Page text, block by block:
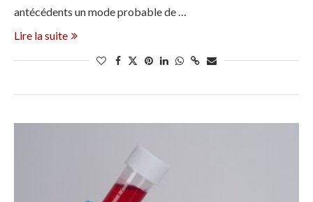
antécédents un mode probable de …
Lire la suite